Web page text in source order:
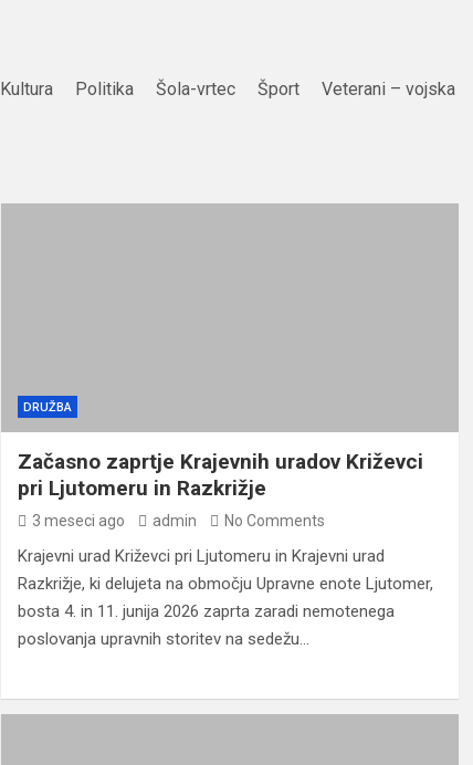
Kultura Politika Šola-vrtec Šport Veterani – vojska
DRUŽBA
Začasno zaprtje Krajevnih uradov Križevci
pri Ljutomeru in Razkrižje
3 meseci ago admin No Comments
Krajevni urad Križevci pri Ljutomeru in Krajevni urad
Razkrižje, ki delujeta na območju Upravne enote Ljutomer,
bosta 4. in 11. junija 2026 zaprta zaradi nemotenega
poslovanja upravnih storitev na sedežu…